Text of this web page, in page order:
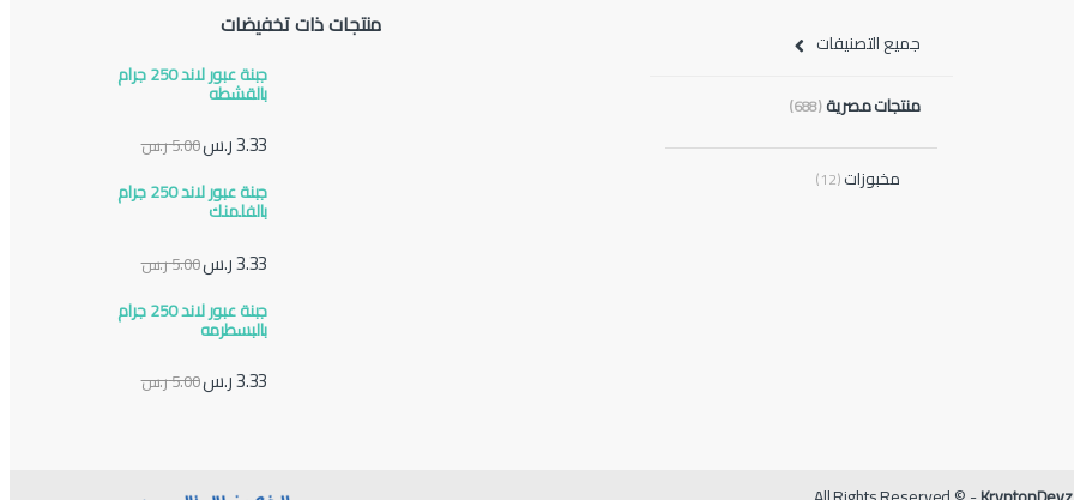
جميع التصنيفات
منتجات مصرية(688)
مخبوزات(12)
منتجات ذات تخفيضات
جبنة عبور لاند 250 جرام
بالقشطه
3.33ر.س5.00ر.س
جبنة عبور لاند 250 جرام
بالفلمنك
3.33ر.س5.00ر.س
جبنة عبور لاند 250 جرام
بالبسطرمه
3.33ر.س5.00ر.س